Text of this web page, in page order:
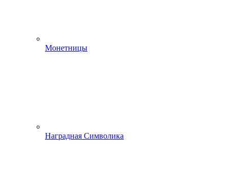
Монетницы
Наградная Символика